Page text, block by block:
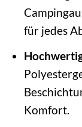
für jedes
Komfort.